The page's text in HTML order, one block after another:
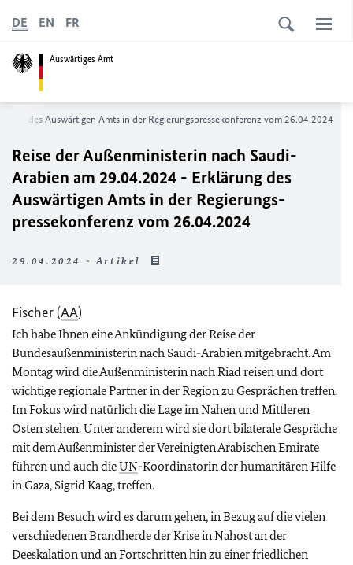
Auswärtiges Amt
DE EN FR
des Auswärtigen Amts in der Regierungs­­­­­pressekonferenz vom 26.04.2024
Reise der Außenministerin nach Saudi-
Arabien am 29.04.2024 - Erklärung des
Auswärtigen Amts in der Regierungs­­­­­
pressekonferenz vom 26.04.2024
29.04.2024 - Artikel
Fischer (AA)
Ich habe Ihnen eine Ankündigung der Reise der
Bundesaußenministerin nach Saudi-Arabien mitgebracht. Am
Montag wird die Außenministerin nach Riad reisen und dort
wichtige regionale Partner in der Region zu Gesprächen treffen.
Im Fokus wird natürlich die Lage im Nahen und Mittleren
Osten stehen. Unter anderem wird sie dort bilaterale Gespräche
mit dem Außenminister der Vereinigten Arabischen Emirate
führen und auch dieUN-Koordinatorin der humanitären Hilfe
in Gaza, Sigrid Kaag, treffen.
Bei dem Besuch wird es darum gehen, in Bezug auf die vielen
verschiedenen Brandherde der Krise in Nahost an der
Deeskalation und an Fortschritten hin zu einer friedlichen